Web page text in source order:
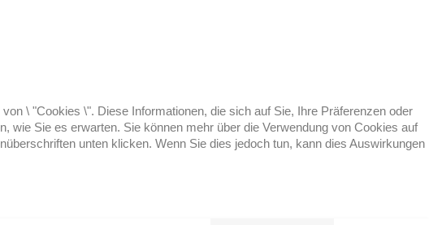
\ "Cookies \". Diese Informationen, die sich auf Sie, Ihre Präferenzen oder
wie Sie es erwarten. Sie können mehr über die Verwendung von Cookies auf
unten klicken. Wenn Sie dies jedoch tun, kann dies Auswirkungen